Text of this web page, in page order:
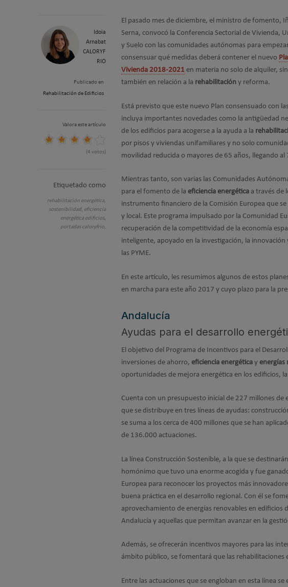
Idoia
Arnabat
CALORYF
RIO
Publicado en
Rehabilitación de Edificios
Valora este artículo
(4 votos)
Etiquetado como
rehabilitación energética,
sostenibilidad, eficiencia
energética edificios,
portadas caloryfrio,
El pasado mes de diciembre, el ministro de fomento,
Serna, convocó la Conferencia Sectorial de Vivienda,
y Suelo con las comunidades autónomas para
consensuar qué medidas deberá contener el nuevo
Vivienda 2018-2021 en materia no solo de alquiler,
también en relación a la rehabilitación y reforma.
Está previsto que este nuevo Plan consensuado con
incluya importantes novedades como la antigüedad
de los edificios para acogerse a la ayuda a la
por pisos y viviendas unifamiliares y no solo
movilidad reducida o mayores de 65 años, llegando
Mientras tanto, son varias las Comunidades
para el fomento de la eficiencia energética a través de
instrumento financiero de la Comisión Europea que
y local. Este programa impulsado por la Comunidad
recuperación de la competitividad de la economía
inteligente, apoyado en la investigación, la innovación
las PYME.
En este artículo, les resumimos algunos de estos
en marcha para este año 2017 y cuyo plazo para la
Andalucía
Ayudas para el desarrollo
El objetivo del Programa de Incentivos para el
inversiones de ahorro, eficiencia energética y energías
oportunidades de mejora energética en los edificios,
Cuenta con un presupuesto inicial de 227 millones
que se distribuye en tres líneas de ayudas:
se suma a los cerca de 400 millones que se han
de 136.000 actuaciones.
La línea Construcción Sostenible, a la que se
homónimo que tuvo una enorme acogida y fue
Europea para reconocer los proyectos más
buena práctica en el desarrollo regional. Con él se
aprovechamiento de energías renovables en
Andalucía y aquellas que permitan avanzar en la
Además, se ofrecerán incentivos mayores para las
ámbito público, se fomentará que las rehabilitaciones
Entre las actuaciones que se engloban en esta línea